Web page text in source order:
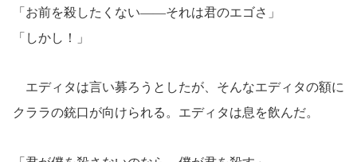
「お前を殺したくない――それは君のエゴさ」
「しかし！」
エディタは言い募ろうとしたが、そんなエディタの額に
クララの銃口が向けられる。エディタは息を飲んだ。